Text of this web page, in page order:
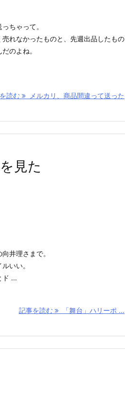
ちゃって。
れなかったものと、先週出品したもの
のよね。
読む メルカリ、商品間違って送った
見た
井理さまで。
いい。
ド ...
記事を読む 「舞台」ハリーポ ...